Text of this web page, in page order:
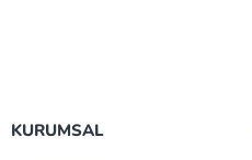
KURUMSAL